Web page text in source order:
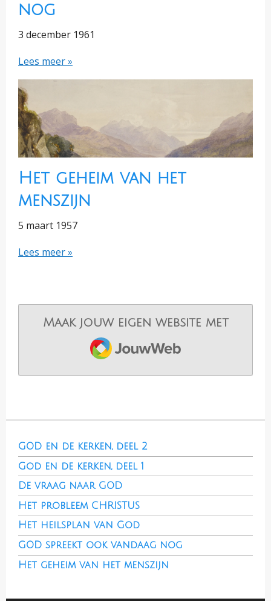
nog
3 december 1961
Lees meer »
Het geheim van het
menszijn
5 maart 1957
Lees meer »
Maak jouw eigen website met
JouwWeb
GOD en de kerken, deel 2
God en de kerken, deel 1
De vraag naar GOD
Het probleem CHRISTUS
Het heilsplan van God
GOD spreekt ook vandaag nog
Het geheim van het menszijn